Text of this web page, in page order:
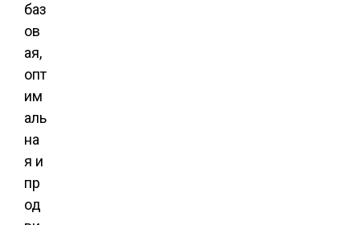
баз
ов
ая,
опт
им
аль
на
я и
пр
од